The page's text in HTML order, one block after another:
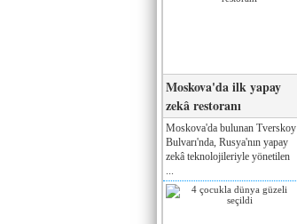
Moskova'da ilk yapay
zekâ restoranı
Moskova'da bulunan Tverskoy
Bulvarı'nda, Rusya'nın yapay
zekâ teknolojileriyle yönetilen